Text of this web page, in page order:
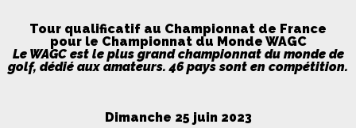
Tour qualificatif au Championnat de France
pour le Championnat du Monde WAGC
Le WAGC est le plus grand championnat du monde de
golf, dédié aux amateurs. 46 pays sont en compétition.
Dimanche 25 juin 2023